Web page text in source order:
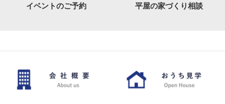
イベントのご予約 平屋の家づくり相談